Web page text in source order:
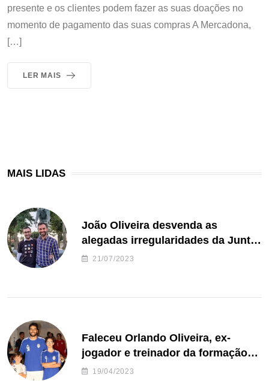
presente e os clientes podem fazer as suas doações no
momento de pagamento das suas compras A Mercadona,
[…]
LER MAIS
MAIS LIDAS
João Oliveira desvenda as
alegadas irregularidades da Junta
de Freguesia S. João de Ver
21/07/2023
Faleceu Orlando Oliveira, ex-
jogador e treinador da formação
de andebol do Feirense
19/04/2023